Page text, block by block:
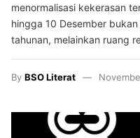
menormalisasi kekerasan
hingga 10 Desember
tahunan, melainkan ruang
By BSO Literat